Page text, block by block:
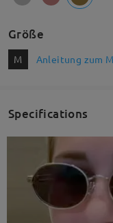
Größe
M Anleitung zum
Specifications